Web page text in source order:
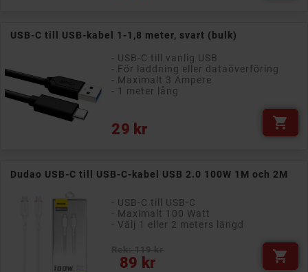
USB-C till USB-kabel 1-1,8 meter, svart (bulk)
- USB-C till vanlig USB
- För laddning eller dataöverföring
- Maximalt 3 Ampere
- 1 meter lång
29 kr
Pris 
Dudao USB-C till USB-C-kabel USB 2.0 100W 1M och 2M
- USB-C till USB-C
- Maximalt 100 Watt
- Välj 1 eller 2 meters längd
89 kr
Pris 